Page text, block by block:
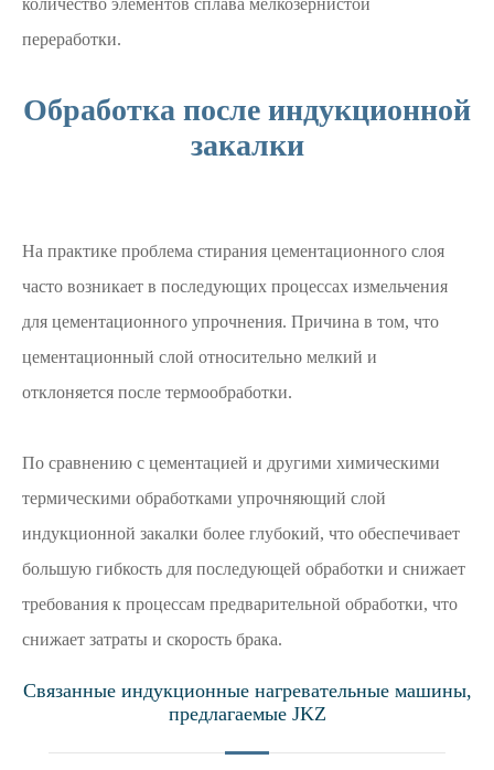
количество элементов сплава мелкозернистой
переработки.
Обработка после индукционной
закалки
На практике проблема стирания цементационного слоя
часто возникает в последующих процессах измельчения
для цементационного упрочнения. Причина в том, что
цементационный слой относительно мелкий и
отклоняется после термообработки.
По сравнению с цементацией и другими химическими
термическими обработками упрочняющий слой
индукционной закалки более глубокий, что обеспечивает
большую гибкость для последующей обработки и снижает
требования к процессам предварительной обработки, что
снижает затраты и скорость брака.
Связанные индукционные нагревательные машины,
предлагаемые JKZ